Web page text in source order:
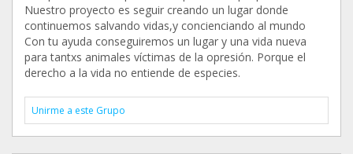
Nuestro proyecto es seguir creando un lugar donde
continuemos salvando vidas,y concienciando al mundo
Con tu ayuda conseguiremos un lugar y una vida nueva
para tantxs animales víctimas de la opresión. Porque el
derecho a la vida no entiende de especies.
Unirme a este Grupo